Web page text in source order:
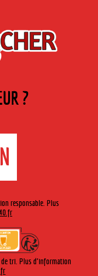
| © Cherry-Rocher 2018
à consommer avec
?
responsable. Plus
de tri. Plus d'information